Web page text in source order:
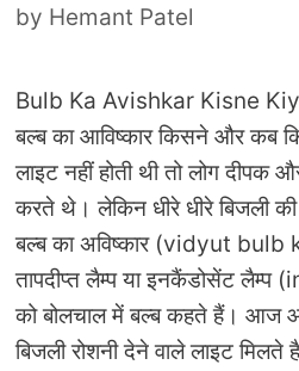
by Hemant Patel
Bulb Ka Avishkar Kisne
बल्ब का आविष्कार किसने और कब
लाइट नहीं होती थी तो लोग दीपक
करते थे। लेकिन धीरे धीरे बिजली
बल्ब का अविष्कार (vidyut
तापदीप्त लैम्प या इनकैंडोसेंट
को बोलचाल में बल्ब कहते हैं। आज
बिजली रोशनी देने वाले लाइट